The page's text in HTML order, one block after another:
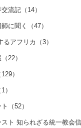
流記（14）
に聞く（47）
るアフリカ（3）
22）
）
）
（52）
ト 知られざる統一教会